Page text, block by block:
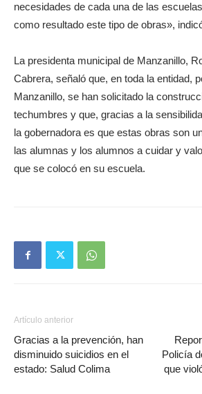
necesidades de cada una de las
como resultado este tipo de obras»,
La presidenta municipal de Manzanillo,
Cabrera, señaló que, en toda la entidad,
Manzanillo, se han solicitado la
techumbres y que, gracias a la
la gobernadora es que estas obras son
las alumnas y los alumnos a cuidar y
que se colocó en su escuela.
Artículo anterior
Gracias a la prevención, han
disminuido suicidios en el
estado: Salud Colima
Policía
que